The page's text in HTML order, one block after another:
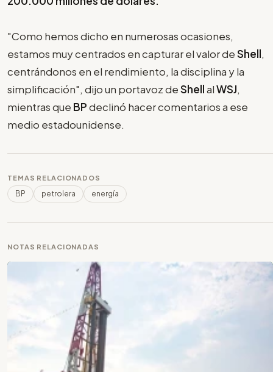
"Como hemos dicho en numerosas ocasiones,
estamos muy centrados en capturar el valor deShell,
centrándonos en el rendimiento, la disciplina y la
simplificación", dijo un portavoz deShellalWSJ,
mientras que BPdeclinó hacer comentarios a ese
medio estadounidense.
TEMAS RELACIONADOS
BP petrolera energía
NOTAS RELACIONADAS